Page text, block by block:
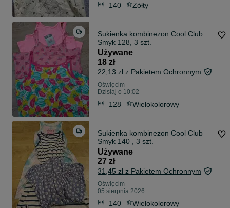
140 Żółty
Sukienka kombinezon Cool Club
Smyk 128, 3 szt.
Używane
18 zł
22,13 zł z Pakietem Ochronnym
Oświęcim
Dzisiaj o 10:02
128 Wielokolorowy
Sukienka kombinezon Cool Club
Smyk 140 , 3 szt.
Używane
27 zł
31,45 zł z Pakietem Ochronnym
Oświęcim
05 sierpnia 2026
140 Wielokolorowy